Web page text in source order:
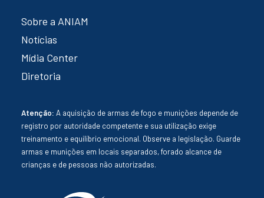
Sobre a ANIAM
Notícias
Mídia Center
Diretoria
Atenção: A aquisição de armas de fogo e munições depende de
registro por autoridade competente e sua utilização exige
treinamento e equilíbrio emocional. Observe a legislação. Guarde
armas e munições em locais separados, forado alcance de
crianças e de pessoas não autorizadas.